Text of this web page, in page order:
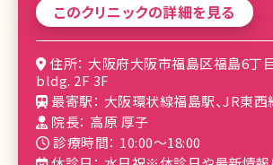
このクリニックの詳細を見る
住所： 大阪府大阪市福島区福島6丁
bldg. 2F 3F
最寄駅： 大阪環状線福島駅、JR東
院長： 高原 厚子
診療時間： 10:00〜18:00